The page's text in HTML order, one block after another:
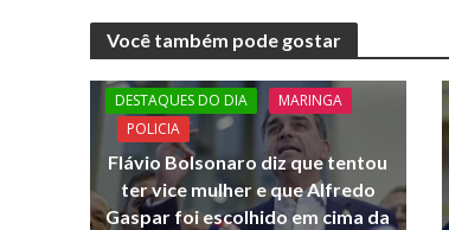
e
b
o
o
k
itt
er s
p
Você também pode gostar
DESTAQUES DO DIA
MARINGA
POLICIA
Flávio Bolsonaro diz que tentou
ter vice mulher e que Alfredo
Gaspar foi escolhido em cima da